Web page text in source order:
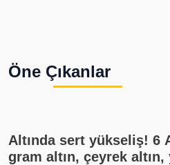
Öne Çıkanlar
Altında sert yükseliş! 6 Ağustos Perşembe
gram altın, çeyrek altın,